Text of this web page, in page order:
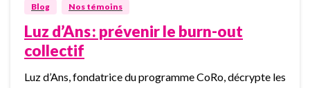
Blog Nos témoins
Luz d’Ans : prévenir le burn-out
collectif
Luz d’Ans, fondatrice du programme CoRo, décrypte les